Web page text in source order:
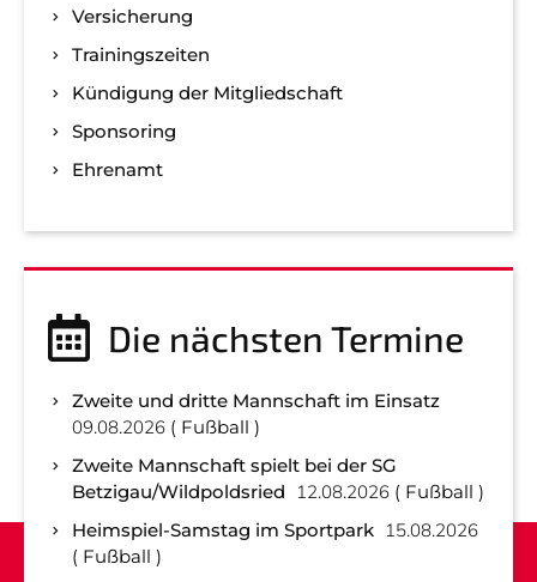
Versicherung
Trainingszeiten
Kündigung der Mitgliedschaft
Sponsoring
Ehrenamt
Die nächsten Termine
Zweite und dritte Mannschaft im Einsatz
09.08.2026
Fußball
Zweite Mannschaft spielt bei der SG
Betzigau/Wildpoldsried
12.08.2026
Fußball
Heimspiel-Samstag im Sportpark 15.08.2026
Fußball